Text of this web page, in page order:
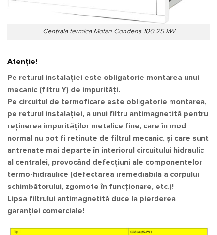
Centrala termica Motan Condens 100 25 kW
Atenție!
Pe returul instalației este obligatorie montarea unui
mecanic (filtru Y) de impurități.
Pe circuitul de termoficare este obligatorie montarea,
pe returul instalației, a unui filtru antimagnetită pentru
reținerea impurităților metalice fine, care în mod
normal nu pot fi reținute de filtrul mecanic, și care sunt
antrenate mai departe în interiorul circuitului hidraulic
al centralei, provocând defecțiuni ale componentelor
termo-hidraulice (defectarea iremediabilă a corpului
schimbătorului, zgomote în funcționare, etc.)!
Lipsa filtrului antimagnetită duce la pierderea
garanției comerciale!